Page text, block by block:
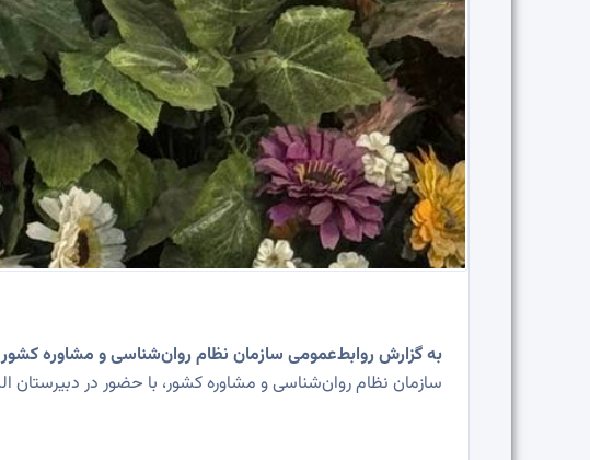
به گزارش روابط‌عمومی سازمان نظام روان‌شناسی و مشاوره کشور صبح روز
سازمان نظام روان‌شناسی و مشاوره کشور، با حضور در دبیرستان